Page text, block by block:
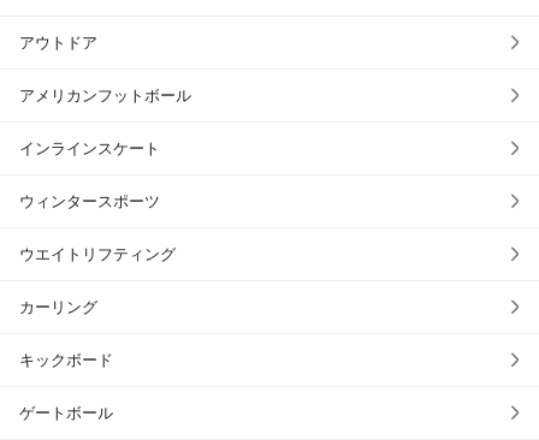
アウトドア
アメリカンフットボール
インラインスケート
ウィンタースポーツ
ウエイトリフティング
カーリング
キックボード
ゲートボール